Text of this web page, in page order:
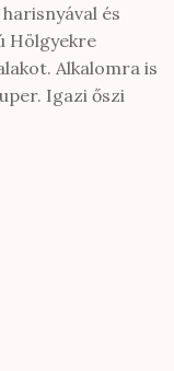
és
Hölgyekre
Alkalomra is
Igazi őszi